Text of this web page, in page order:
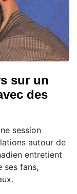
sur un
des
session
autour de
entretient
ses fans,